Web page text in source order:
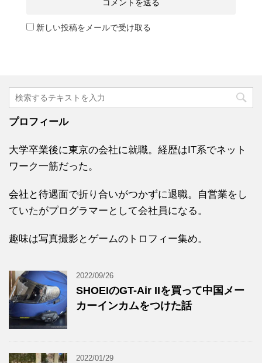
新しい投稿をメールで受け取る
プロフィール
大学卒業後に東京の会社に就職。経歴はIT系でネット
ワーク一筋だった。
会社と待遇面で折り合いがつかずに退職。自営業をし
ていたがプログラマーとして会社員になる。
趣味は写真撮影とゲームのトロフィー集め。
2022/09/26
SHOEIのGT-Air IIを買って中国メー
カーインカムをつけた話
2022/01/29